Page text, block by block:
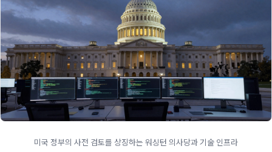
미국 정부의 사전 검토를 상징하는 워싱턴 의사당과 기술 인프라